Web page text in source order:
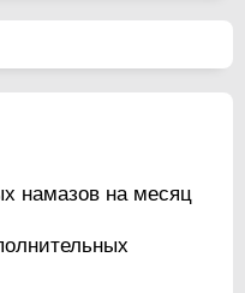
намазов на месяц